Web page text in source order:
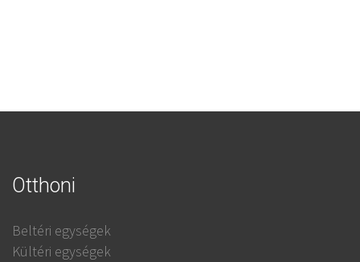
Otthoni
Beltéri egységek
Kültéri egységek